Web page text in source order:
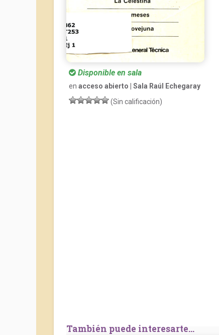
Disponible en sala
en acceso abierto | Sala Raúl Echegaray
(Sin calificación)
También puede interesarte...